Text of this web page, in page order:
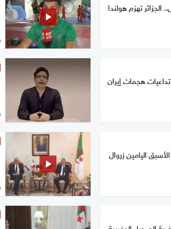
الجزائر تهزم هولندا
هجمات إيران
اليامين زروال